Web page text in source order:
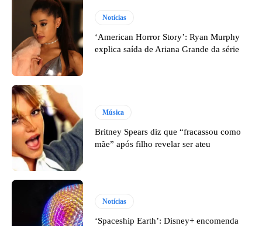
Notícias
‘American Horror Story’: Ryan Murphy
explica saída de Ariana Grande da série
Música
Britney Spears diz que “fracassou como
mãe” após filho revelar ser ateu
Notícias
‘Spaceship Earth’: Disney+ encomenda